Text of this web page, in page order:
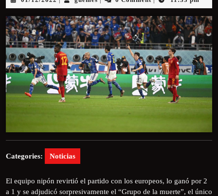
Categories: Noticias
El equipo nipón revirtió el partido con los europeos, lo ganó por 2
a 1 y se adjudicó sorpresivamente el “Grupo de la muerte”, el único